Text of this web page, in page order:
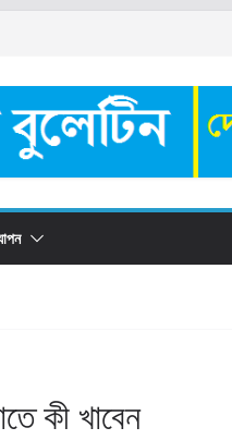
হার ও সঠিক
পদ্ধতি
কী খাবেন